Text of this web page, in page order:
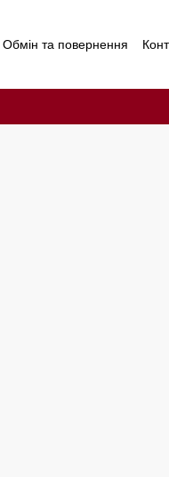
Обмін та повернення